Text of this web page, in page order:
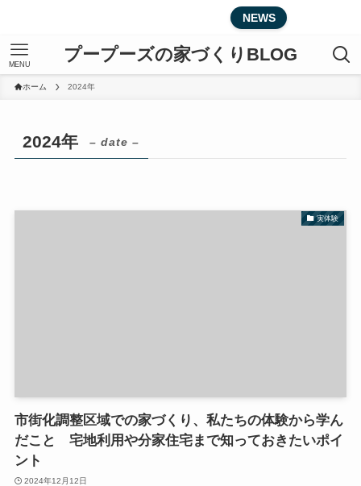
NEWS
プープーズの家づくりBLOG
MENU
ホーム 2024年
2024年 – date –
実体験
市街化調整区域での家づくり、私たちの体験から学ん
だこと 宅地利用や分家住宅まで知っておきたいポイ
ント
2024年12月12日